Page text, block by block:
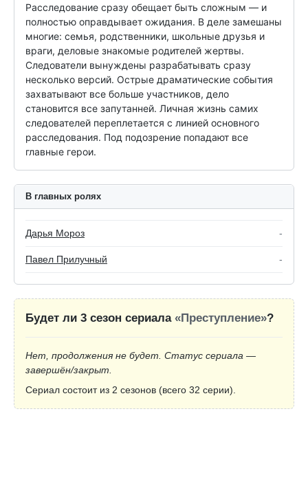
Расследование сразу обещает быть сложным — и
полностью оправдывает ожидания. В деле замешаны
многие: семья, родственники, школьные друзья и
враги, деловые знакомые родителей жертвы.
Следователи вынуждены разрабатывать сразу
несколько версий. Острые драматические события
захватывают все больше участников, дело
становится все запутанней. Личная жизнь самих
следователей переплетается с линией основного
расследования. Под подозрение попадают все
главные герои.
В главных ролях
Дарья Мороз -
Павел Прилучный -
Будет ли 3 сезон сериала «Преступление»?
Нет, продолжения не будет. Статус сериала —
завершён/закрыт.
Сериал состоит из 2 сезонов (всего 32 серии).